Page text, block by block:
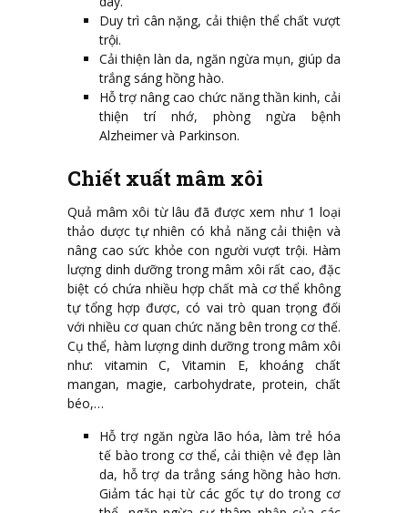
Duy trì cân nặng, cải thiện thể chất vượt
trội.
Cải thiện làn da, ngăn ngừa mụn, giúp da
trắng sáng hồng hào.
Hỗ trợ nâng cao chức năng thần kinh, cải
thiện trí nhớ, phòng ngừa bệnh
Alzheimer và Parkinson.
Chiết xuất mâm xôi
Quả mâm xôi từ lâu đã được xem như 1 loại
thảo dược tự nhiên có khả năng cải thiện và
nâng cao sức khỏe con người vượt trội. Hàm
lượng dinh dưỡng trong mâm xôi rất cao, đặc
biệt có chứa nhiều hợp chất mà cơ thể không
tự tổng hợp được, có vai trò quan trọng đối
với nhiều cơ quan chức năng bên trong cơ thể.
Cụ thể, hàm lượng dinh dưỡng trong mâm xôi
như: vitamin C, Vitamin E, khoáng chất
mangan, magie, carbohydrate, protein, chất
béo,…
Hỗ trợ ngăn ngừa lão hóa, làm trẻ hóa
tế bào trong cơ thể, cải thiện vẻ đẹp làn
da, hỗ trợ da trắng sáng hồng hào hơn.
Giảm tác hại từ các gốc tự do trong cơ